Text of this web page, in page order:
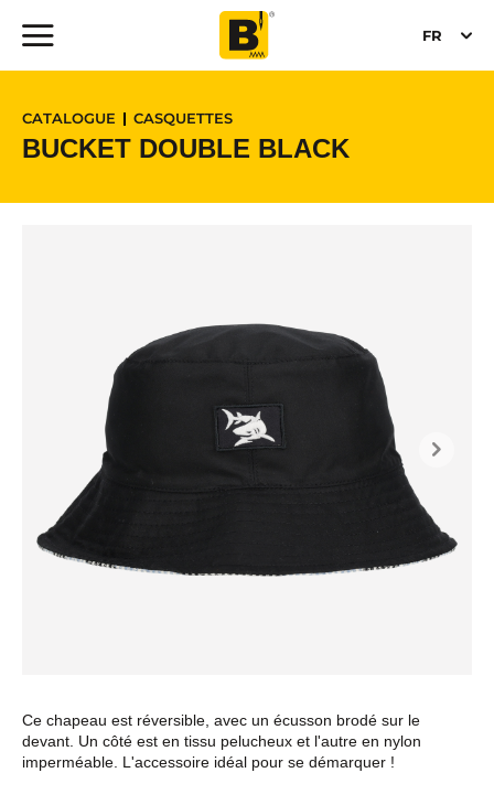
FR
CATALOGUE CASQUETTES
BUCKET DOUBLE BLACK
Ce chapeau est réversible, avec un écusson brodé sur le
devant. Un côté est en tissu pelucheux et l'autre en nylon
imperméable. L'accessoire idéal pour se démarquer !